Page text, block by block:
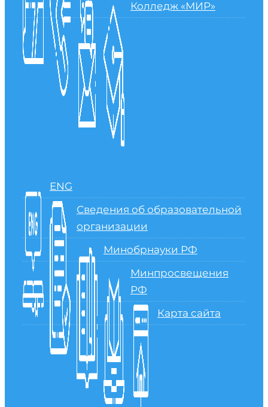
Колледж «МИР»
ENG
Сведения об образовательной
организации
Минобрнауки РФ
Минпросвещения
РФ
Карта сайта